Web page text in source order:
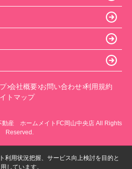
会社概要 お問い合わせ 利用規約
トマップ
動産 ホームメイトFC岡山中央店 All Rights
Reserved.
利用状況把握、サービス向上検討を目的と
しています。